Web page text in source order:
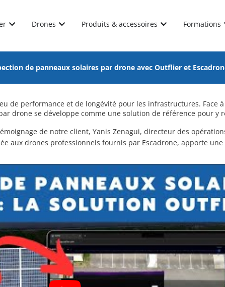
Drones Produits & accessoires Formations
de panneaux solaires par drone avec Outflier et
de performance et de longévité pour les infrastructures. Face
drone se développe comme une solution de référence pour y
de notre client, Yanis Zenagui, directeur des
aux drones professionnels fournis par Escadrone, apporte